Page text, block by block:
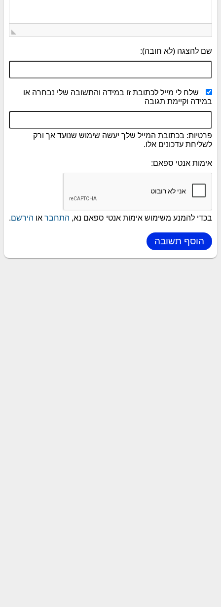
שם להצגה (לא חובה):
שלח לי מייל לכתובת זו במידה והתשובה שלי נבחרה או
במידה וקיימת תגובה
פרטיות: בכתובת המייל שלך יעשה שימוש שנועד אך ורק
לשליחת עדכונים אלו.
אימות אנטי ספאם:
בכדי להמנע משימוש אימות אנטי ספאם נא, התחבר או הירשם.